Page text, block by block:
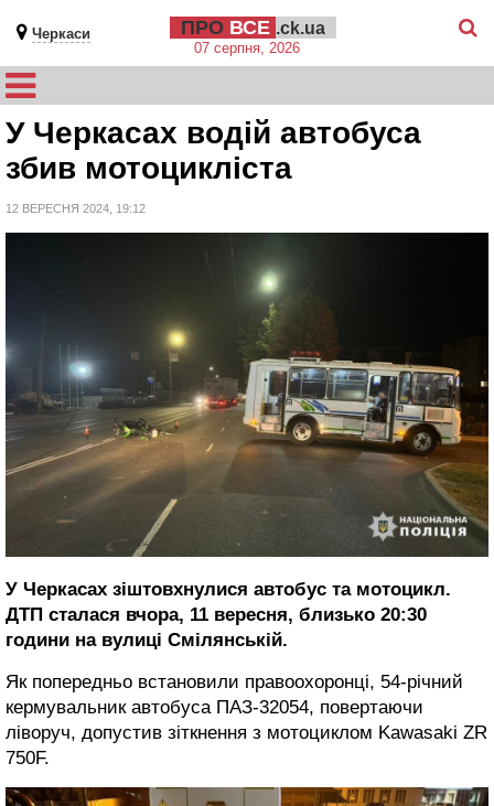
Черкаси ПРО ВСЕ .ck.ua
07 серпня, 2026
У Черкасах водій автобуса
збив мотоцикліста
12 ВЕРЕСНЯ 2024, 19:12
У Черкасах зіштовхнулися автобус та мотоцикл.
ДТП сталася вчора, 11 вересня, близько 20:30
години на вулиці Смілянській.
Як попередньо встановили правоохоронці, 54-річний
кермувальник автобуса ПАЗ-32054, повертаючи
ліворуч, допустив зіткнення з мотоциклом Kawasaki ZR
750F.